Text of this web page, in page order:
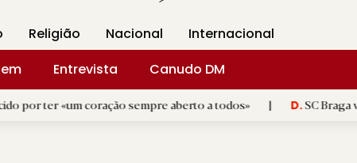
Religião Nacional
Internacional
Entrevista
Canudo DM
sempre aberto a todos» | D.SC Braga vence em casa